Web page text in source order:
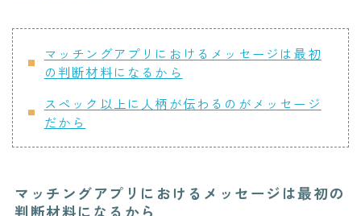
マッチングアプリにおけるメッセージは最初
の判断材料になるから
スペック以上に人柄が伝わるのがメッセージ
だから
マッチングアプリにおけるメッセージは最初の
判断材料になるから